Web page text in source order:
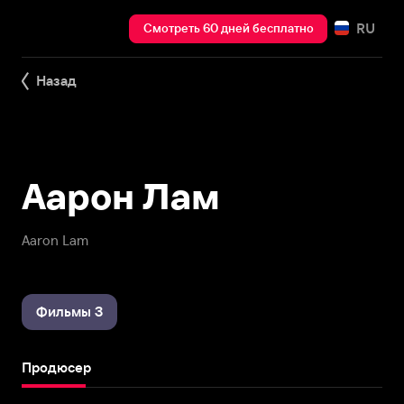
Смотреть 60 дней бесплатно RU
Назад
Aaron Lam
Аарон Лам
Фильмы 3
Продюсер